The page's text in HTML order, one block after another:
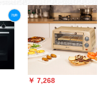
￥ 7,268